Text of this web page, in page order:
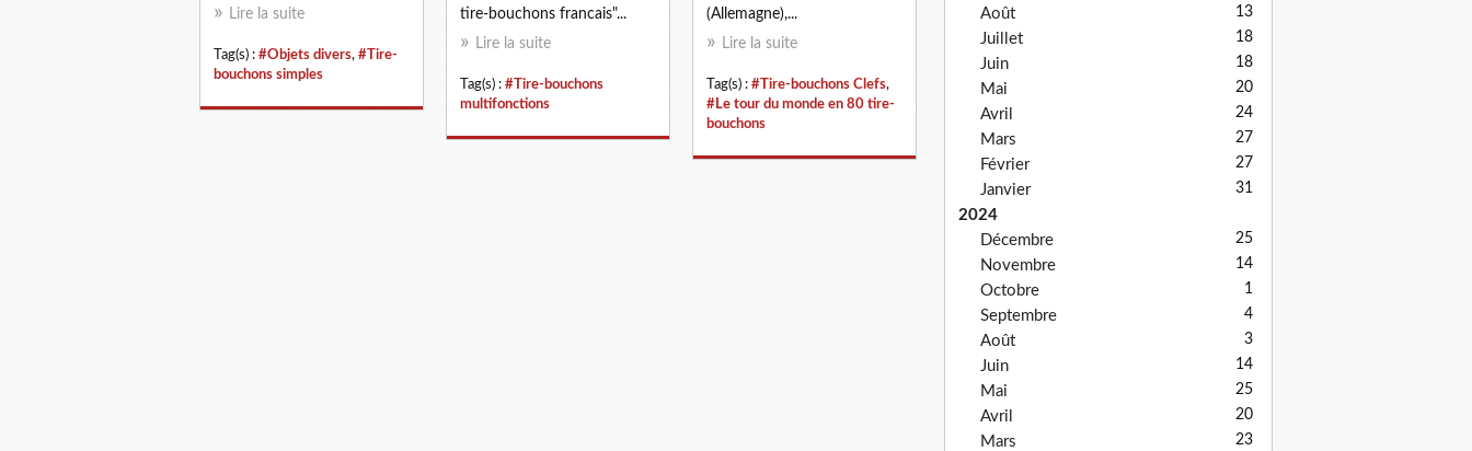
Lire la suite
Tag(s) : #Objets divers, #Tire-
bouchons simples
tire-bouchons francais"...
Lire la suite
Tag(s) : #Tire-bouchons
multifonctions
(Allemagne),...
Lire la suite
Tag(s) : #Tire-bouchons Clefs,
#Le tour du monde en 80 tire-
bouchons
Août 13
Juillet 18
Juin 18
Mai 20
Avril 24
Mars 27
Février 27
Janvier 31
2024
Décembre
25
Novembre 14
Octobre 1
Septembre 4
Août 3
Juin 14
Mai 25
Avril 20
Mars 23